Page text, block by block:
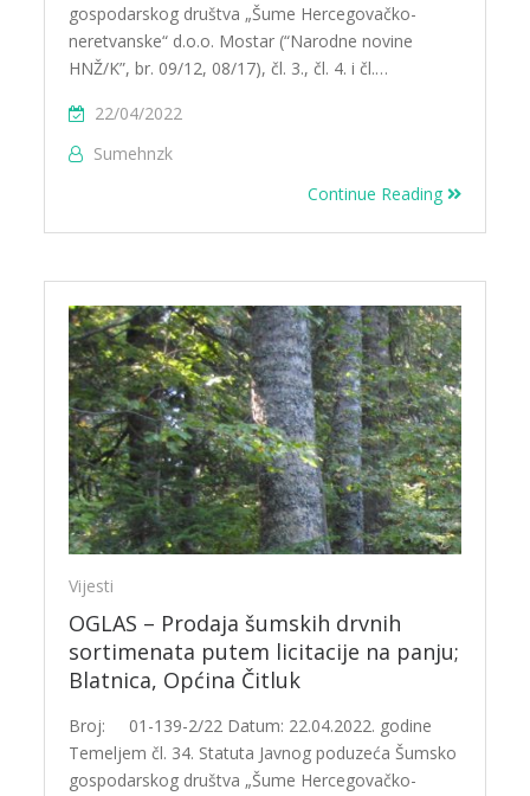
gospodarskog društva „Šume Hercegovačko-
neretvanske“ d.o.o. Mostar (“Narodne novine
HNŽ/K”, br. 09/12, 08/17), čl. 3., čl. 4. i čl.…
22/04/2022
Sumehnzk
Continue Reading
Vijesti
OGLAS – Prodaja šumskih drvnih
sortimenata putem licitacije na panju;
Blatnica, Općina Čitluk
Broj: 01-139-2/22 Datum: 22.04.2022. godine
Temeljem čl. 34. Statuta Javnog poduzeća Šumsko
gospodarskog društva „Šume Hercegovačko-